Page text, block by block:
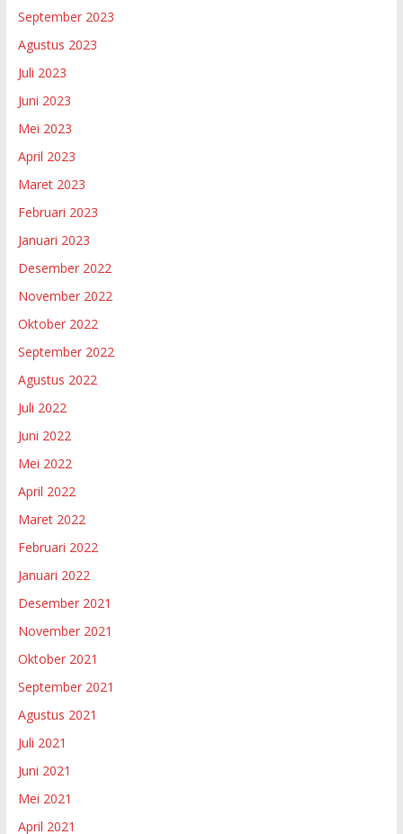
September 2023
Agustus 2023
Juli 2023
Juni 2023
Mei 2023
April 2023
Maret 2023
Februari 2023
Januari 2023
Desember 2022
November 2022
Oktober 2022
September 2022
Agustus 2022
Juli 2022
Juni 2022
Mei 2022
April 2022
Maret 2022
Februari 2022
Januari 2022
Desember 2021
November 2021
Oktober 2021
September 2021
Agustus 2021
Juli 2021
Juni 2021
Mei 2021
April 2021